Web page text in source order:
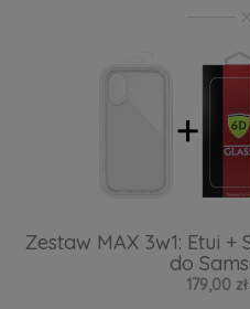
Zestaw MAX 3w1: Etui
do
179,00 zł